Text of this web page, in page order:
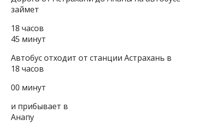
займет
18 часов
45 минут
Автобус отходит от станции Астрахань в
18 часов
00 минут
и прибывает в
Анапу